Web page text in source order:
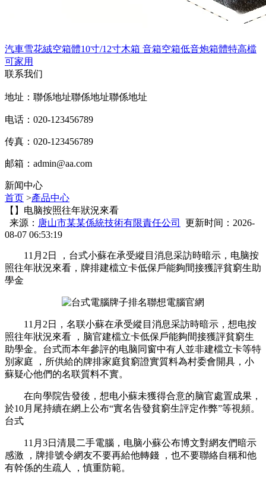
汽車雪花絨空箱體10寸/12寸木箱 音箱空箱低音炮箱體特高檔
可家用
联系我们
地址：聯係地址聯係地址聯係地址
电话：020-123456789
传真：020-123456789
邮箱： admin@aa.com
新闻中心
首页 >產品中心
【】电脑按照往年狀況來看
来源： 唐山市某某係統技術有限責任公司
更新时间：2026-
08-07 06:53:19
11月2日 ，台式小蘇在承受縱目消息采訪時暗示，电脑按
照往年狀況來看，牌排建檔立卡低保戶能夠間接獲評貧窮生助
學金
11月2日 ，名联小蘇在承受縱目消息采訪時暗示，想电按
照往年狀況來看 ，脑官建檔立卡低保戶能夠間接獲評貧窮生
助學金 。台式而本年參評的电脑同窗中有人並非建檔立卡等特
別家庭 ，所供給的牌排家庭貧窮證實質料為村委會開具 ，小
蘇疑心他們的名联質料不實 。
在向學院告發後，想电小蘇未獲得合意的脑官處置成果 ，
於10月尾持續在網上公布“實名告發貧窮生評定作弊”等視頻。
台式
11月3日清晨二手電腦，电脑小蘇公布博文對網友們暗示
感激 ，牌排號令網友不要再給他轉錢 ，也不要聯絡自稱和他
有幹係的生疏人 ，慎重防範。